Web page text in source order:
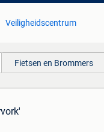
Veiligheidscentrum
Fietsen en Brommers